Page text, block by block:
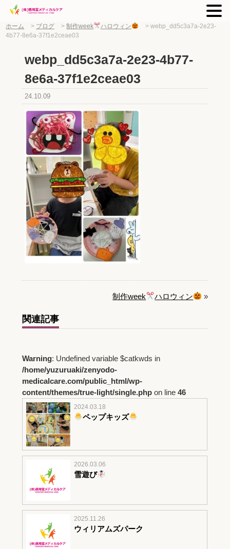
ホーム > ブログ >制作week ハロウィン > webp_dd5c3a7a-2e23-
4b77-8e6a-37f1e2ceae03
webp_dd5c3a7a-2e23-4b77-
8e6a-37f1e2ceae03
24.10.09
制作week ハロウィン »
関連記事
Warning: Undefined variable $catkwds in
/home/yuzuruaki/zenyodo-
medicalcare.com/public_html/wp-
content/themes/true-light/single.phpon line 46
2024.03.18
ペップキッズ
2026.03.06
雪遊び
2025.11.26
ウィリアムズパーク